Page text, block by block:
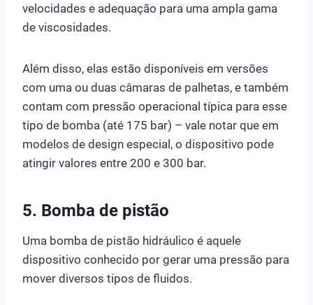
velocidades e adequação para uma ampla gama
de viscosidades.
Além disso, elas estão disponíveis em versões
com uma ou duas câmaras de palhetas, e também
contam com pressão operacional típica para esse
tipo de bomba (até 175 bar) – vale notar que em
modelos de design especial, o dispositivo pode
atingir valores entre 200 e 300 bar.
5. Bomba de pistão
Uma bomba de pistão hidráulico é aquele
dispositivo conhecido por gerar uma pressão para
mover diversos tipos de fluidos.